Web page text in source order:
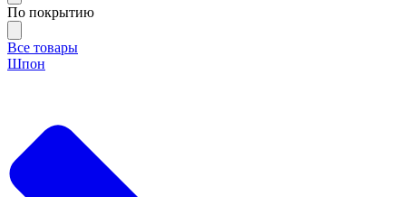
По покрытию
Все товары
Шпон